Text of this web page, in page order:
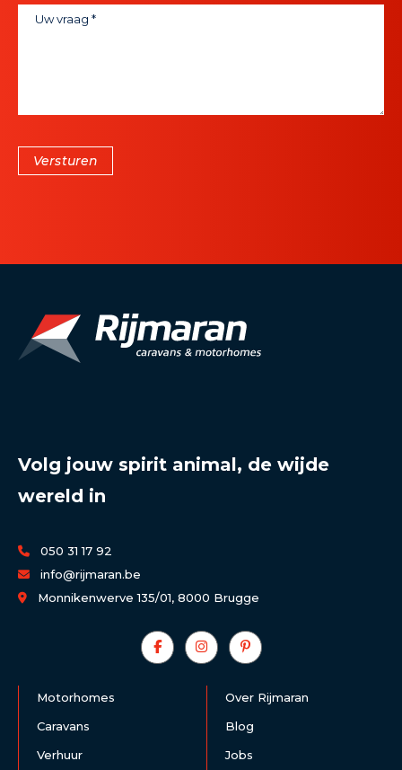
Versturen
Volg jouw spirit animal, de wijde
wereld in
050 31 17 92
info@rijmaran.be
Monnikenwerve 135/01, 8000 Brugge
Motorhomes
Caravans
Verhuur
Over Rijmaran
Blog
Jobs